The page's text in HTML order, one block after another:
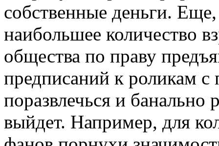
собственные деньги.
наибольшее количество
общества по праву
предписаний к роликам с
поразвлечься и банально
выйдет. Например, для